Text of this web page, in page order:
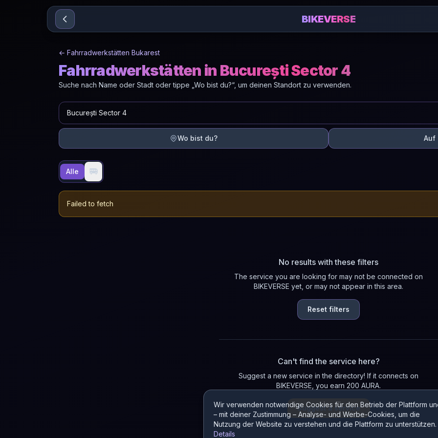
Sari la conținut
Wir verwenden notwendige Cookies für den Betrieb der Plattform
– mit deiner Zustimmung – Analyse- und Werbe-Cookies, um die
Nutzung der Website zu verstehen und die Plattform zu unterstützen.
Details
BIKEVERSE
← Fahrradwerkstätten Bukarest
Fahrradwerkstätten in București Sector 4
Suche nach Name oder Stadt oder tippe „Wo bist du?“, um deinen Standort zu verwenden.
Wo bist du? Auf
Alle 🚐
Failed to fetch
No results with these filters
The service you are looking for may not be connected on
BIKEVERSE yet, or may not appear in this area.
Reset filters
Can't find the service here?
Suggest a new service in the directory! If it connects on
BIKEVERSE, you earn 200 AURA.
Suggest a service